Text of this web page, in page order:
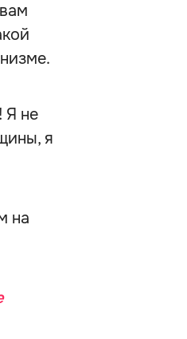
Я не
я
на